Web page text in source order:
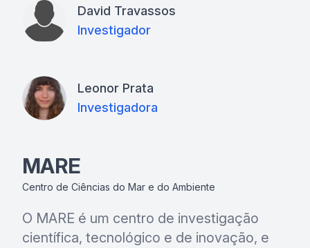
David Travassos
Investigador
Leonor Prata
Investigadora
MARE
Centro de Ciências do Mar e do Ambiente
O MARE é um centro de investigação
científica, tecnológico e de inovação, e